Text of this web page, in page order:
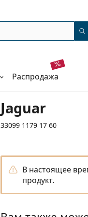
распродажа
Jaguar
33099 1179 17 60
В настоящее
продукт.